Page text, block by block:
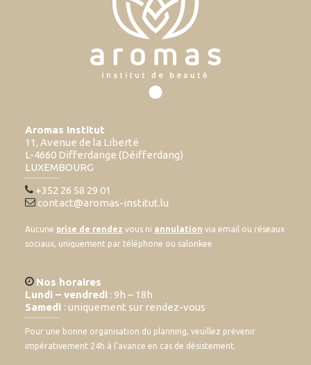
Aromas Institut
11, Avenue de la Liberté
L-4660 Differdange (Déifferdang)
LUXEMBOURG
+352 26 58 29 01
contact@aromas-institut.lu
Aucune prise de rendez vous ni annulation via email ou réseaux
sociaux, uniquement par téléphone ou salonkee
Nos horaires
Lundi – vendredi : 9h – 18h
Samedi : uniquement sur rendez-vous
Pour une bonne organisation du planning, veuillez prévenir
impérativement 24h à l’avance en cas de désistement.